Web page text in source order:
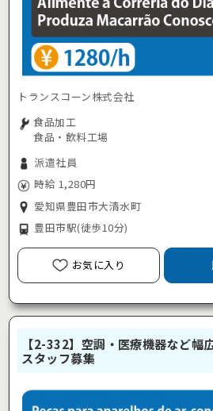
トランスコーン株式会社
食品加工
食品・飲料工場
派遣社員
時給 1,280円
愛知県豊田市大清水町
豊田市駅(徒歩10分)
お気に入り
【2-332】空調・医療機器など幅
スタッフ募集